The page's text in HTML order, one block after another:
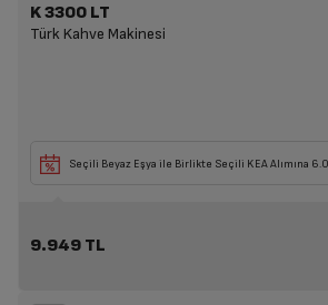
K 3300 LT
Türk Kahve Makinesi
Seçili Beyaz Eşya ile Birlikte Seçili KEA Alımına
9.949 TL